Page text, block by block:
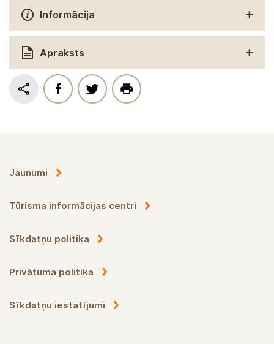
Informācija
Apraksts
Jaunumi
Tūrisma informācijas centri
Sīkdatņu politika
Privātuma politika
Sīkdatņu iestatījumi